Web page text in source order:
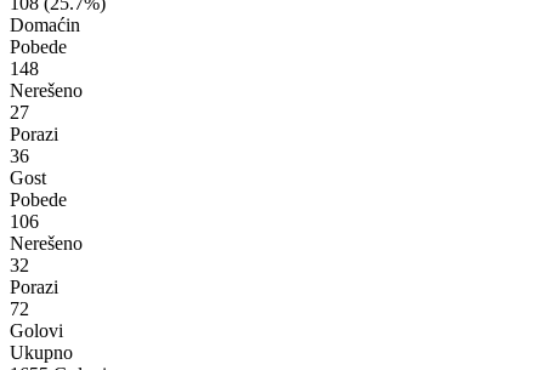
Domaćin
Pobede
148
Nerešeno
27
Porazi
36
Gost
Pobede
106
Nerešeno
32
Porazi
72
Golovi
Ukupno